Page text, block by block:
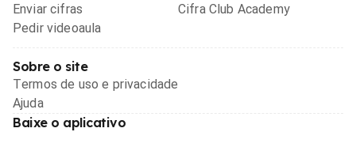
Enviar cifras
Pedir videoaula
Cifra Club Academy
Sobre o site
Termos de uso e privacidade
Ajuda
Baixe o aplicativo